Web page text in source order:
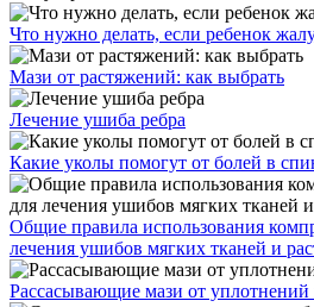
Что нужно делать, если ребенок
Мази от растяжений: как выбрать
Лечение ушиба ребра
Какие уколы помогут от болей в
Общие правила использования
лечения ушибов мягких тканей и
Рассасывающие мази от уплотнений